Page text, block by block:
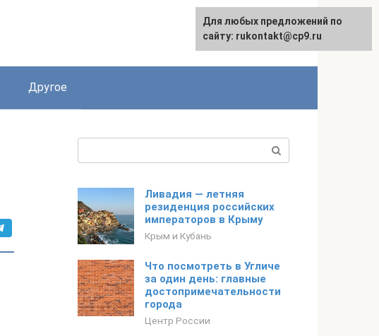
Другое
Ливадия — летняя
резиденция российских
императоров в Крыму
Крым и Кубань
Что посмотреть в Угличе
за один день: главные
достопримечательности
города
Центр России
Для любых предложений по
сайту: rukontakt@cp9.ru